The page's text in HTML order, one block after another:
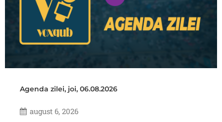
Agenda zilei, joi, 06.08.2026
august 6, 2026